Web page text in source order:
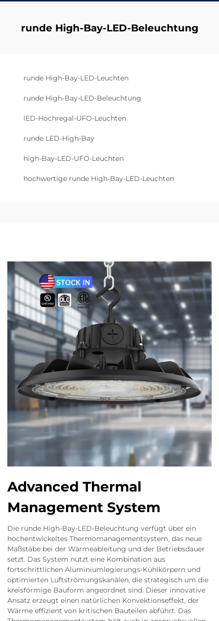
runde High-Bay-LED-Beleuchtung
runde High-Bay-LED-Leuchten
runde High-Bay-LED-Beleuchtung
lED-Hochregal-UFO-Leuchten
runde LED-High-Bay
high-Bay-LED-UFO-Leuchten
hochwertige runde High-Bay-LED-Leuchten
Advanced Thermal
Management System
Die runde High-Bay-LED-Beleuchtung verfügt über ein
hochentwickeltes Thermomanagementsystem, das neue
Maßstäbe bei der Wärmeableitung und der Betriebsdauer
setzt. Das System nutzt eine Kombination aus
fortschrittlichen Aluminiumlegierungs-Kühlkörpern und
optimierten Luftströmungskanälen, die strategisch um die
kreisförmige Bauform angeordnet sind. Dieser innovative
Ansatz erzeugt einen natürlichen Konvektionseffekt, der
Wärme effizient von kritischen Bauteilen abführt. Das